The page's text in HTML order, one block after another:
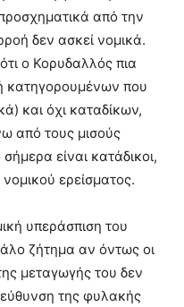
από την
δεν ασκεί νομικά.
ο Κορυδαλλός πια
κατηγορουμένων που
και όχι καταδίκων,
από τους μισούς
είναι κατάδικοι,
ερείσματος.
υπεράσπιση του
ζήτημα αν όντως οι
μεταγωγής του δεν
της φυλακής